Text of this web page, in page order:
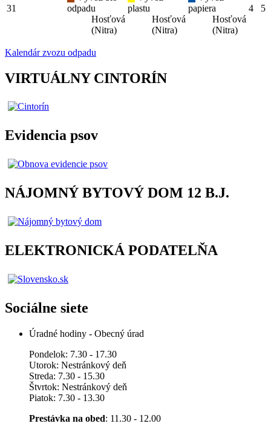
31
odpadu
Hosťová
(Nitra)
plastu
Hosťová
(Nitra)
papiera
Hosťová
(Nitra)
4 5
Kalendár zvozu odpadu
VIRTUÁLNY CINTORÍN
Evidencia psov
NÁJOMNÝ BYTOVÝ DOM 12 B.J.
ELEKTRONICKÁ PODATELŇA
Sociálne siete
Úradné hodiny - Obecný úrad
Pondelok: 7.30 - 17.30
Utorok: Nestránkový deň
Streda: 7.30 - 15.30
Štvrtok: Nestránkový deň
Piatok: 7.30 - 13.30
Prestávka na obed: 11.30 - 12.00